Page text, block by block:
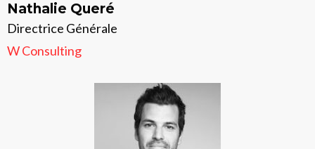
Nathalie Queré
Directrice Générale
W Consulting